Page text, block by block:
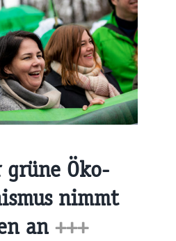
Öko-
nimmt
an +++